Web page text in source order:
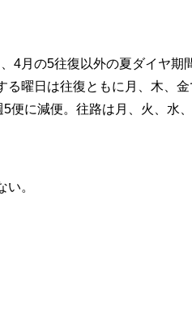
4月の5往復以外の夏ダイヤ期
る曜日は往復ともに月、木、
便に減便。往路は月、火、水
。